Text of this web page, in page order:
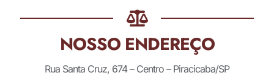
NOSSO ENDEREÇO
Rua Santa Cruz, 674 – Centro – Piracicaba/SP